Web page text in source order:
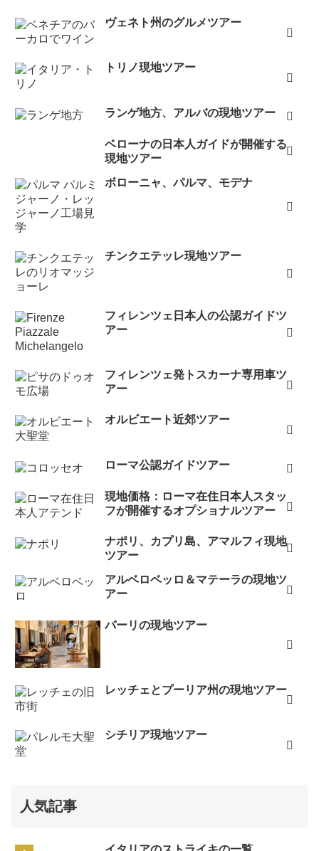
ヴェネト州のグルメツアー
トリノ現地ツアー
ランゲ地方、アルバの現地ツアー
ベローナの日本人ガイドが開催する
現地ツアー
ボローニャ、パルマ、モデナ
チンクエテッレ現地ツアー
フィレンツェ日本人の公認ガイドツ
アー
フィレンツェ発トスカーナ専用車ツ
アー
オルビエート近郊ツアー
ローマ公認ガイドツアー
現地価格：ローマ在住日本人スタッ
フが開催するオプショナルツアー
ナポリ、カプリ島、アマルフィ現地
ツアー
アルベロベッロ＆マテーラの現地ツ
アー
バーリの現地ツアー
レッチェとプーリア州の現地ツアー
シチリア現地ツアー
人気記事